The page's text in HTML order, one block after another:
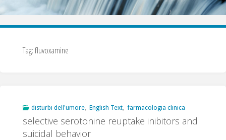
Tag:fluvoxamine
disturbi dell'umore, English Text, farmacologia clinica
selective serotonine reuptake inibitors and
suicidal behavior